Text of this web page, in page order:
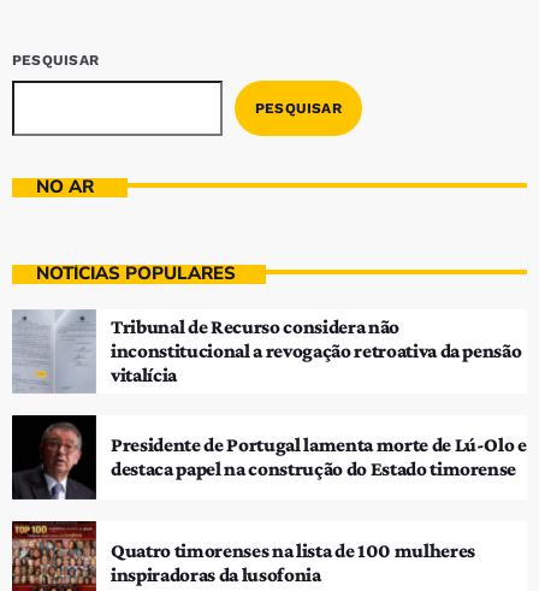
PESQUISAR
PESQUISAR
NO AR
NOTÍCIAS POPULARES
Tribunal de Recurso considera não
inconstitucional a revogação retroativa da pensão
vitalícia
Presidente de Portugal lamenta morte de Lú-Olo e
destaca papel na construção do Estado timorense
Quatro timorenses na lista de 100 mulheres
inspiradoras da lusofonia